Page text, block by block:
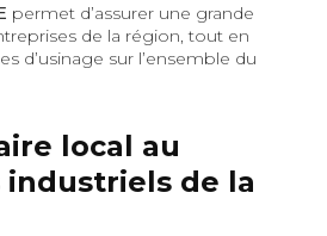
permet d’assurer une grande
de la région, tout en
d’usinage sur l’ensemble du
local au
industriels de la